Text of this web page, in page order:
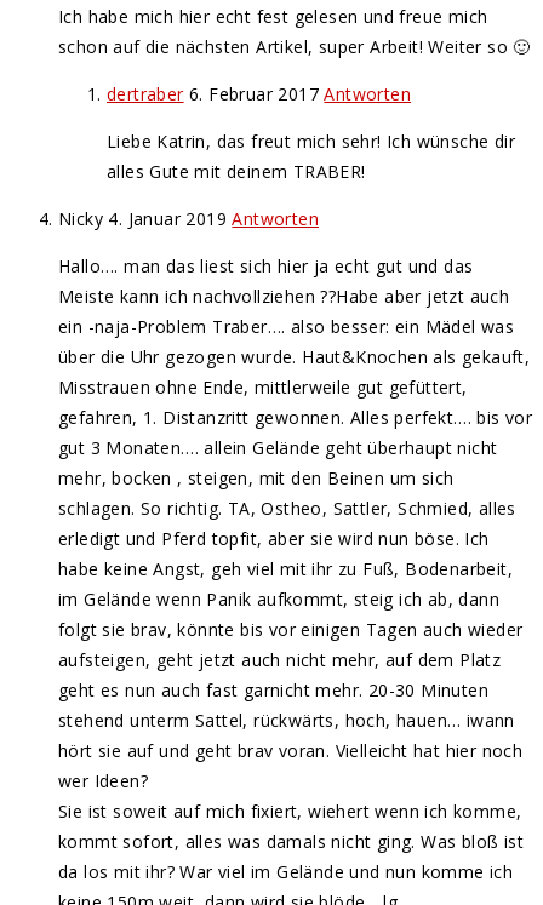
Ich habe mich hier echt fest gelesen und freue mich
schon auf die nächsten Artikel, super Arbeit! Weiter so 🙂
dertraber 6. Februar 2017 Antworten
Liebe Katrin, das freut mich sehr! Ich wünsche dir
alles Gute mit deinem TRABER!
Nicky 4. Januar 2019 Antworten
Hallo…. man das liest sich hier ja echt gut und das
Meiste kann ich nachvollziehen ??Habe aber jetzt auch
ein -naja-Problem Traber…. also besser: ein Mädel was
über die Uhr gezogen wurde. Haut&Knochen als gekauft,
Misstrauen ohne Ende, mittlerweile gut gefüttert,
gefahren, 1. Distanzritt gewonnen. Alles perfekt…. bis vor
gut 3 Monaten…. allein Gelände geht überhaupt nicht
mehr, bocken , steigen, mit den Beinen um sich
schlagen. So richtig. TA, Ostheo, Sattler, Schmied, alles
erledigt und Pferd topfit, aber sie wird nun böse. Ich
habe keine Angst, geh viel mit ihr zu Fuß, Bodenarbeit,
im Gelände wenn Panik aufkommt, steig ich ab, dann
folgt sie brav, könnte bis vor einigen Tagen auch wieder
aufsteigen, geht jetzt auch nicht mehr, auf dem Platz
geht es nun auch fast garnicht mehr. 20-30 Minuten
stehend unterm Sattel, rückwärts, hoch, hauen… iwann
hört sie auf und geht brav voran. Vielleicht hat hier noch
wer Ideen?
Sie ist soweit auf mich fixiert, wiehert wenn ich komme,
kommt sofort, alles was damals nicht ging. Was bloß ist
da los mit ihr? War viel im Gelände und nun komme ich